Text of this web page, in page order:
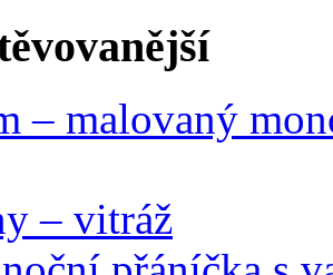
– malovaný
– vitráž